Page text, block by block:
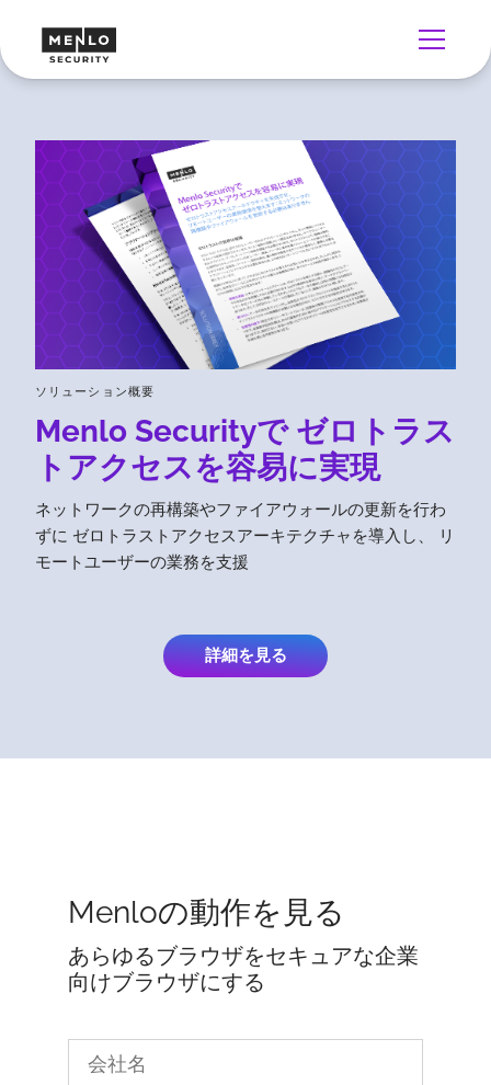
ソリューション概要
Menlo Securityで ゼロトラス
トアクセスを容易に実現
ネットワークの再構築やファイアウォールの更新を行わ
ずに ゼロトラストアクセスアーキテクチャを導入し、 リ
モートユーザーの業務を支援
詳細を見る
Menloの動作を見る
あらゆるブラウザをセキュアな企業
向けブラウザにする